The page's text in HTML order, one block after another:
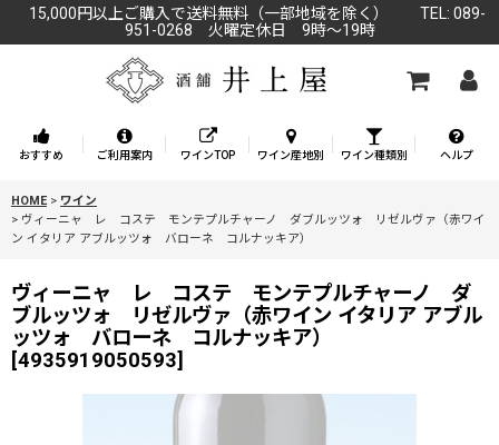
15,000円以上ご購入で送料無料（一部地域を除く） TEL: 089-
951-0268 火曜定休日 9時～19時
おすすめ ご利用案内 ワインTOP ワイン産地別 ワイン種類別 ヘルプ
HOME > ワイン
> ヴィーニャ レ コステ モンテプルチャーノ ダブルッツォ リゼルヴァ（赤ワイ
ン イタリア アブルッツォ バローネ コルナッキア）
ヴィーニャ レ コステ モンテプルチャーノ ダ
ブルッツォ リゼルヴァ（赤ワイン イタリア アブル
ッツォ バローネ コルナッキア）
[4935919050593]